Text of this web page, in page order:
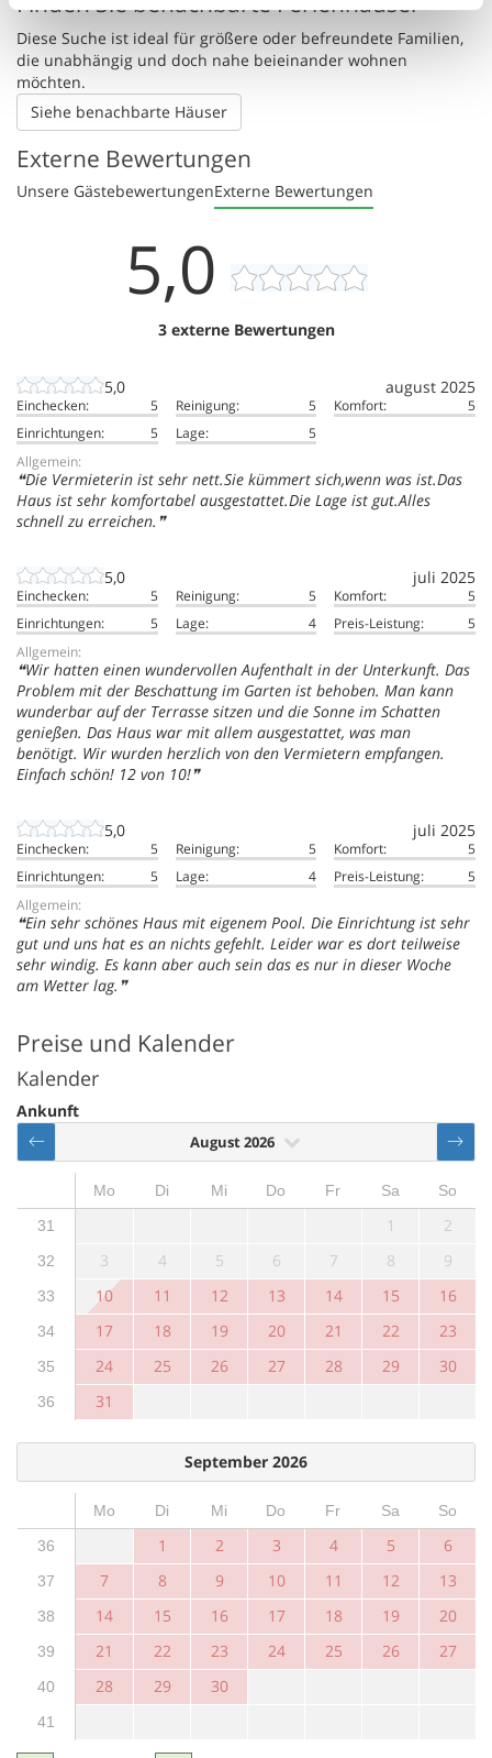
Diese Suche ist ideal für größere oder befreundete Familien,
die unabhängig und doch nahe beieinander wohnen
möchten.
Siehe benachbarte Häuser
Externe Bewertungen
Unsere GästebewertungenExterne Bewertungen
5,0
3 externe Bewertungen
5,0 august 2025
Einchecken: 5 Reinigung: 5 Komfort:
5
Einrichtungen:
5 Lage:
5
Allgemein:
Die Vermieterin ist sehr nett.Sie kümmert sich,wenn was ist.Das
Haus ist sehr komfortabel ausgestattet.Die Lage ist gut.Alles
schnell zu erreichen.
5,0 juli 2025
Einchecken: 5 Reinigung: 5 Komfort:
5
Einrichtungen:
5 Lage: 4 Preis-Leistung:
5
Allgemein:
Wir hatten einen wundervollen Aufenthalt in der Unterkunft. Das
Problem mit der Beschattung im Garten ist behoben. Man kann
wunderbar auf der Terrasse sitzen und die Sonne im Schatten
genießen. Das Haus war mit allem ausgestattet, was man
benötigt. Wir wurden herzlich von den Vermietern empfangen.
Einfach schön! 12 von 10!
5,0 juli 2025
Einchecken: 5 Reinigung: 5 Komfort:
5
Einrichtungen:
5 Lage: 4 Preis-Leistung:
5
Allgemein:
Ein sehr schönes Haus mit eigenem Pool. Die Einrichtung ist sehr
gut und uns hat es an nichts gefehlt. Leider war es dort teilweise
sehr windig. Es kann aber auch sein das es nur in dieser Woche
am Wetter lag.
Preise und Kalender
Kalender
Ankunft
August 2026
Mo Di Mi Do Fr Sa
So
31
1 2
32 3 4 5 6 7 8 9
33 10 11 12 13 14 15 16
34 17 18 19 20 21 22 23
35 24 25 26 27 28 29 30
36 31
September 2026
Mo Di Mi Do Fr Sa
So
36
1 2 3 4 5 6
37 7 8 9 10 11 12 13
38 14 15 16 17 18 19 20
39 21 22 23 24 25 26 27
40 28 29 30
41